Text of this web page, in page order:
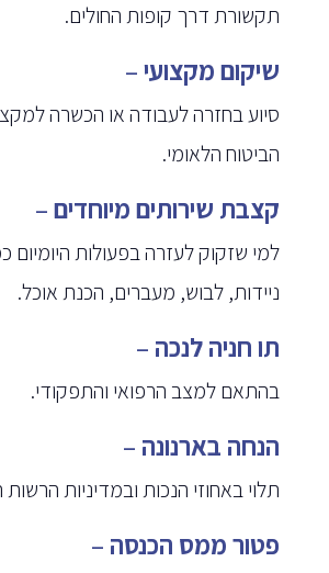
תקשורת דרך קופות החולים.
שיקום מקצועי–
סיוע בחזרה לעבודה או הכשרה
הביטוח הלאומי.
קצבת שירותים מיוחדים–
למי שזקוק לעזרה בפעולות היומיום
ניידות, לבוש, מעברים, הכנת אוכל.
תו חניה לנכה –
בהתאם למצב הרפואי והתפקודי.
הנחה בארנונה –
תלוי באחוזי הנכות ובמדיניות
פטור ממס הכנסה –